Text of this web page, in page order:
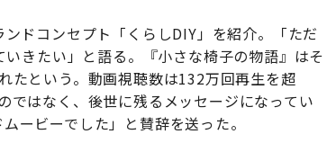
ドコンセプト「くらしDIY」を紹介。「ただ
きたい」と語る。『小さな椅子の物語』はそ
たという。動画視聴数は132万回再生を超
ではなく、後世に残るメッセージになってい
ービーでした」と賛辞を送った。